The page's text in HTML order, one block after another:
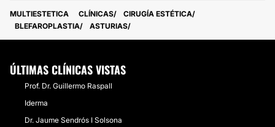
MULTIESTETICA CLÍNICAS
CIRUGÍA ESTÉTICA
BLEFAROPLASTIA
ASTURIAS
ÚLTIMAS CLÍNICAS VISTAS
Prof. Dr. Guillermo Raspall
Iderma
Dr. Jaume Sendrós I Solsona